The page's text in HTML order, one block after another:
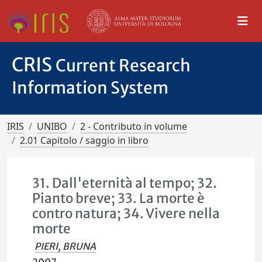
CRIS Current Research
Information System
IRIS UNIBO
2 - Contributo in volume
2.01 Capitolo / saggio in libro
31. Dall'eternità al tempo; 32.
Pianto breve; 33. La morte è
contro natura; 34. Vivere nella
morte
PIERI, BRUNA